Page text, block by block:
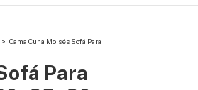
> Cama Cuna Moisés Sofá Para
Para